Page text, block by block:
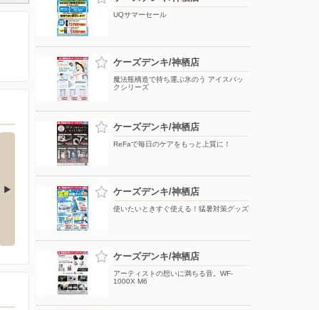
フェア 夏のスマホ＆ネット応援フェア ドコモフェア開催開催
UQサマーセール
ケーズデンキ/神栖店
魔法瓶構造で持ち運ぶ氷のう アイスパッ
クシリーズ
ケーズデンキ/神栖店
ReFaで毎日のケアをもっと上質に！
ケーズデンキ/神栖店
使いたいときすぐ使える！猛暑対策グッズ
ケーズデンキ/神栖店
アーティストの想いに満ちる音。WF-
1000X M6